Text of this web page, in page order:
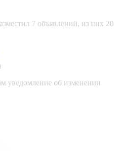
7 объявлений, из них 20
уведомление об изменении